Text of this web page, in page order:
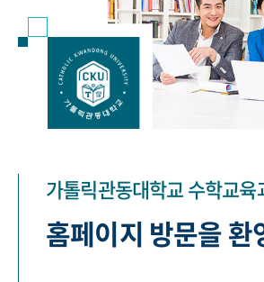
가톨릭관동대학교 수학교육
홈페이지 방문을 환